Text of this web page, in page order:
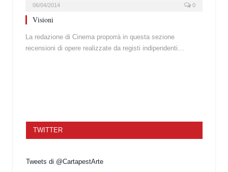
06/04/2014 0
Visioni
La redazione di Cinema proporrà in questa sezione
recensioni di opere realizzate da registi indipendenti…
TWITTER
Tweets di @CartapestArte